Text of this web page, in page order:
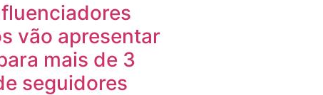
vão apresentar
mais de 3
seguidores